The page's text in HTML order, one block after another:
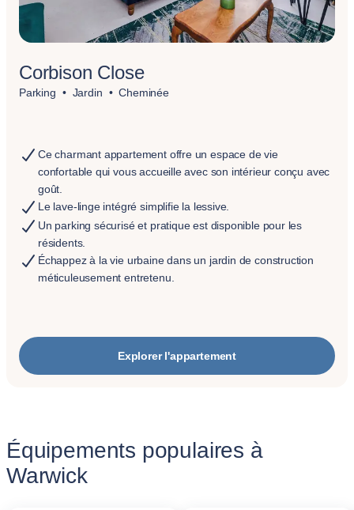
Corbison Close
Parking Jardin Cheminée
Ce charmant appartement offre un espace de vie
confortable qui vous accueille avec son intérieur conçu avec
goût.
Le lave-linge intégré simplifie la lessive.
Un parking sécurisé et pratique est disponible pour les
résidents.
Échappez à la vie urbaine dans un jardin de construction
méticuleusement entretenu.
Explorer l'appartement
Équipements populaires à
Warwick